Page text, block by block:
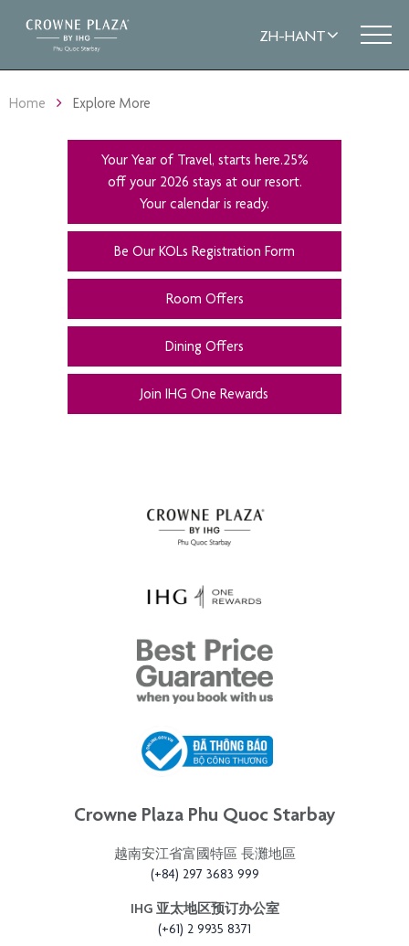
Home Explore More
Your Year of Travel, starts here.25%
off your 2026 stays at our resort.
Your calendar is ready.
Be Our KOLs Registration Form
Room Offers
Dining Offers
Join IHG One Rewards
Crowne Plaza Phu Quoc Starbay
越南安江省富國特區 長灘地區
(+84) 297 3683 999
IHG 亚太地区预订办公室
(+61) 2 9935 8371